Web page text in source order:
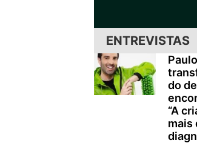
ENTREVISTAS
do
“A
mais